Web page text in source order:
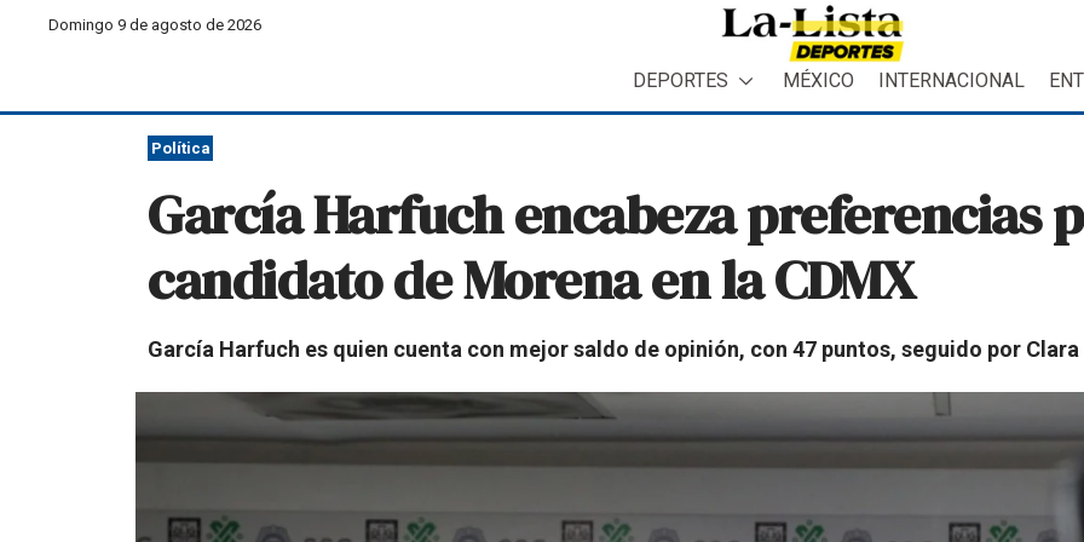
Domingo 9 de agosto de 2026
DEPORTES MÉXICO INTERNACIONAL
Política
García Harfuch encabeza preferencias
candidato de Morena en la CDMX
García Harfuch es quien cuenta con mejor saldo de opinión, con 47 puntos, seguido por